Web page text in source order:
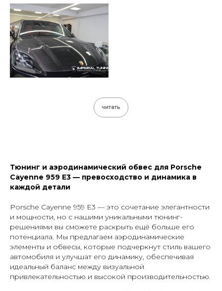
читать
Тюнинг и аэродинамический обвес для Porsche
Cayenne 959 E3 — превосходство и динамика в
каждой детали
Porsche Cayenne 959 E3 — это сочетание элегантности
и мощности, но с нашими уникальными тюнинг-
решениями вы сможете раскрыть ещё больше его
потенциала. Мы предлагаем аэродинамические
элементы и обвесы, которые подчеркнут стиль вашего
автомобиля и улучшат его динамику, обеспечивая
идеальный баланс между визуальной
привлекательностью и высокой производительностью.
отправляя заявку, я даюсогласиена обработку
данных
Отправить
Адрес: Московская область,
Северное Серково, 13
Телефоны: 8-926-9089933
Часы работы с 11:00 до 18:00
Наши работы
Аксессуары
Кованые диски
Контакты